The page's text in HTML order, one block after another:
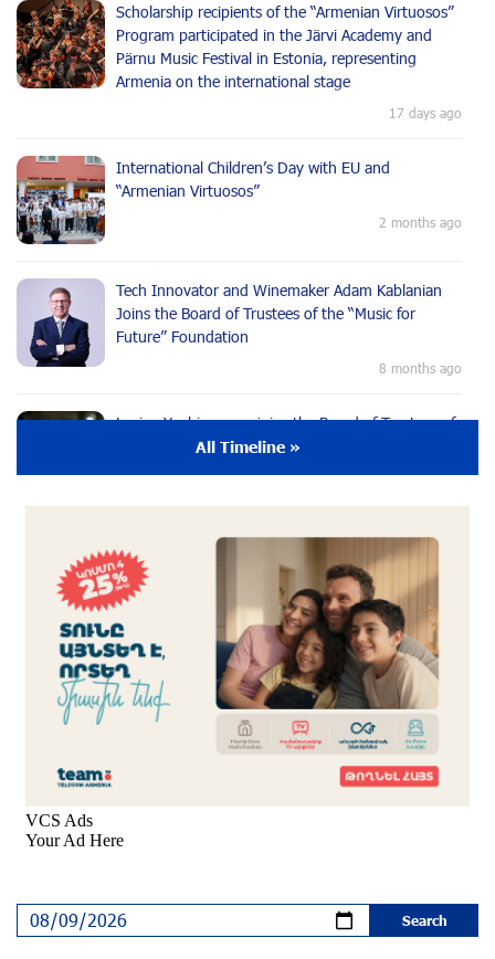
Scholarship recipients of the “Armenian Virtuosos”
Program participated in the Järvi Academy and
Pärnu Music Festival in Estonia, representing
Armenia on the international stage
17 days ago
International Children’s Day with EU and
“Armenian Virtuosos”
2 months ago
Tech Innovator and Winemaker Adam Kablanian
Joins the Board of Trustees of the “Music for
Future” Foundation
8 months ago
Lusine Yeghiazaryan joins the Board of Trustees of
the Music for the Future Foundation
9 months ago
Young Musician from the “Born in Artsakh”
Program, Arsen Safaryan, Performed at the
Anniversary Concert of the “Artis Futura”
Foundation with the Moscow “Russian
Philharmonia” Symphony Orchestra
9 months ago
Young Musicians of the “Born in Artsakh” Program
Bring the Voice of Artsakh to Moscow
9 months ago
The Sound of Artsakh in the USA
All Timeline »